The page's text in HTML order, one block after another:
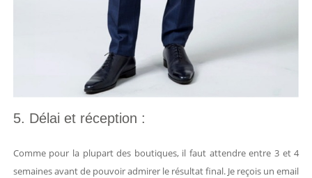
5. Délai et réception :
Comme pour la plupart des boutiques, il faut attendre entre 3 et 4
semaines avant de pouvoir admirer le résultat final. Je reçois un email